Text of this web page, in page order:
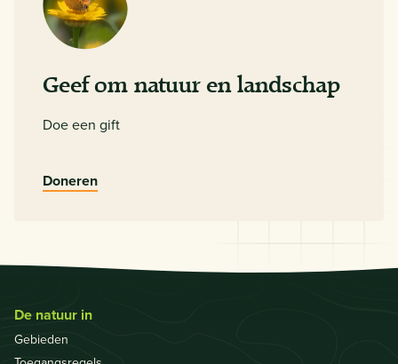
Geef om natuur en landschap
Doe een gift
Doneren
De natuur in
Gebieden